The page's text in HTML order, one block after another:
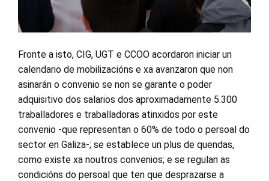
Fronte a isto, CIG, UGT e CCOO acordaron iniciar un
calendario de mobilizacións e xa avanzaron que non
asinarán o convenio se non se garante o poder
adquisitivo dos salarios dos aproximadamente 5.300
traballadores e traballadoras atinxidos por este
convenio -que representan o 60% de todo o persoal do
sector en Galiza-; se establece un plus de quendas,
como existe xa noutros convenios; e se regulan as
condicións do persoal que ten que desprazarse a